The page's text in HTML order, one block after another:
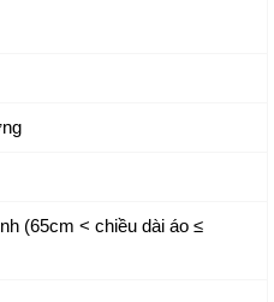
(65cm < chiều dài áo ≤